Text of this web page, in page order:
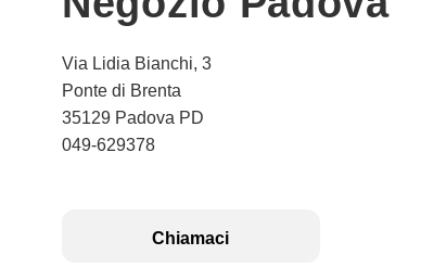
Via Lidia Bianchi, 3
Ponte di Brenta
35129 Padova PD
049-629378
Chiamaci